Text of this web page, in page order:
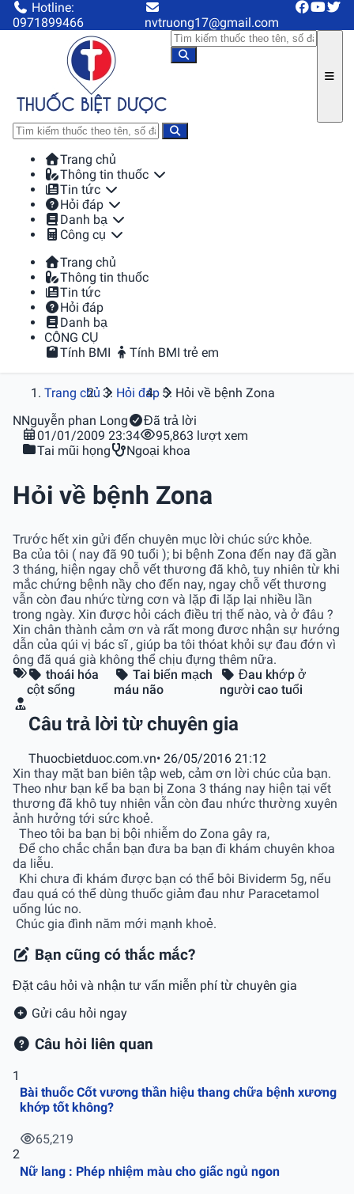
Hotline:
0971899466
nvtruong17@gmail.com
Trang chủ
Thông tin thuốc
Tin tức
Hỏi đáp
Danh bạ
Công cụ
Trang chủ
Thông tin thuốc
Tin tức
Hỏi đáp
Danh bạ
CÔNG CỤ
Tính BMI
Tính BMI trẻ em
Trang chủ Hỏi đáp
Hỏi về bệnh Zona
NNguyễn phan Long
Đã trả lời
01/01/2009 23:34
95,863 lượt xem
Tai mũi họng
Ngoại khoa
Hỏi về bệnh Zona
Trước hết xin gửi đến chuyên mục lời chúc sức khỏe.
Ba của tôi ( nay đã 90 tuổi ); bi bệnh Zona đến nay đã gần
3 tháng, hiện ngay chỗ vết thương đã khô, tuy nhiên từ khi
mắc chứng bệnh nầy cho đến nay, ngay chỗ vết thương
vẫn còn đau nhức từng cơn và lặp đi lặp lại nhiều lần
trong ngày. Xin được hỏi cách điều trị thế nào, và ở đâu ?
Xin chân thành cảm ơn và rất mong đươc nhận sự hướng
dẫn của qúi vị bác sĩ , giúp ba tôi thóat khỏi sự đau đớn vì
ông đã quá già không thể chịu đựng thêm nữa.
thoái hóa
cột sống
Tai biến mạch
máu não
Đau khớp ở
người cao tuổi
Câu trả lời từ chuyên gia
Thuocbietduoc.com.vn• 26/05/2016 21:12
Xin thay mặt ban biên tập web, cảm ơn lời chúc của bạn.
Theo như bạn kể ba bạn bị Zona 3 tháng nay hiện tại vết
thương đã khô tuy nhiên vẫn còn đau nhức thường xuyên
ảnh hưởng tới sức khoẻ.
Theo tôi ba bạn bị bội nhiễm do Zona gây ra,
Để cho chắc chắn bạn đưa ba bạn đi khám chuyên khoa
da liễu.
Khi chưa đi khám được bạn có thể bôi Bividerm 5g, nếu
đau quá có thể dùng thuốc giảm đau như Paracetamol
uống lúc no.
Chúc gia đình năm mới mạnh khoẻ.
Bạn cũng có thắc mắc?
Đặt câu hỏi và nhận tư vấn miễn phí từ chuyên gia
Gửi câu hỏi ngay
Câu hỏi liên quan
1
Bài thuốc Cốt vương thần hiệu thang chữa bệnh xương
khớp tốt không?
65,219
2
Nữ lang : Phép nhiệm màu cho giấc ngủ ngon